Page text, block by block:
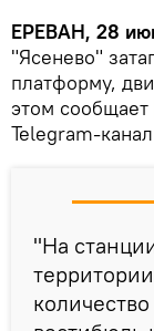
ЕРЕВАН, 28
"Ясенево"
платформу,
этом сообщает
Telegram-
"На